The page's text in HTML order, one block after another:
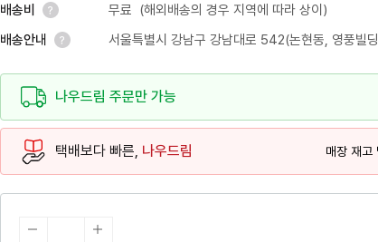
배송비 무료 (해외배송의 경우 지역에 따라 상이)
배송안내
서울특별시 강남구 강남대로 542(논현동, 영풍빌
나우드림 주문만 가능
택배보다 빠른, 나우드림 매장 재고